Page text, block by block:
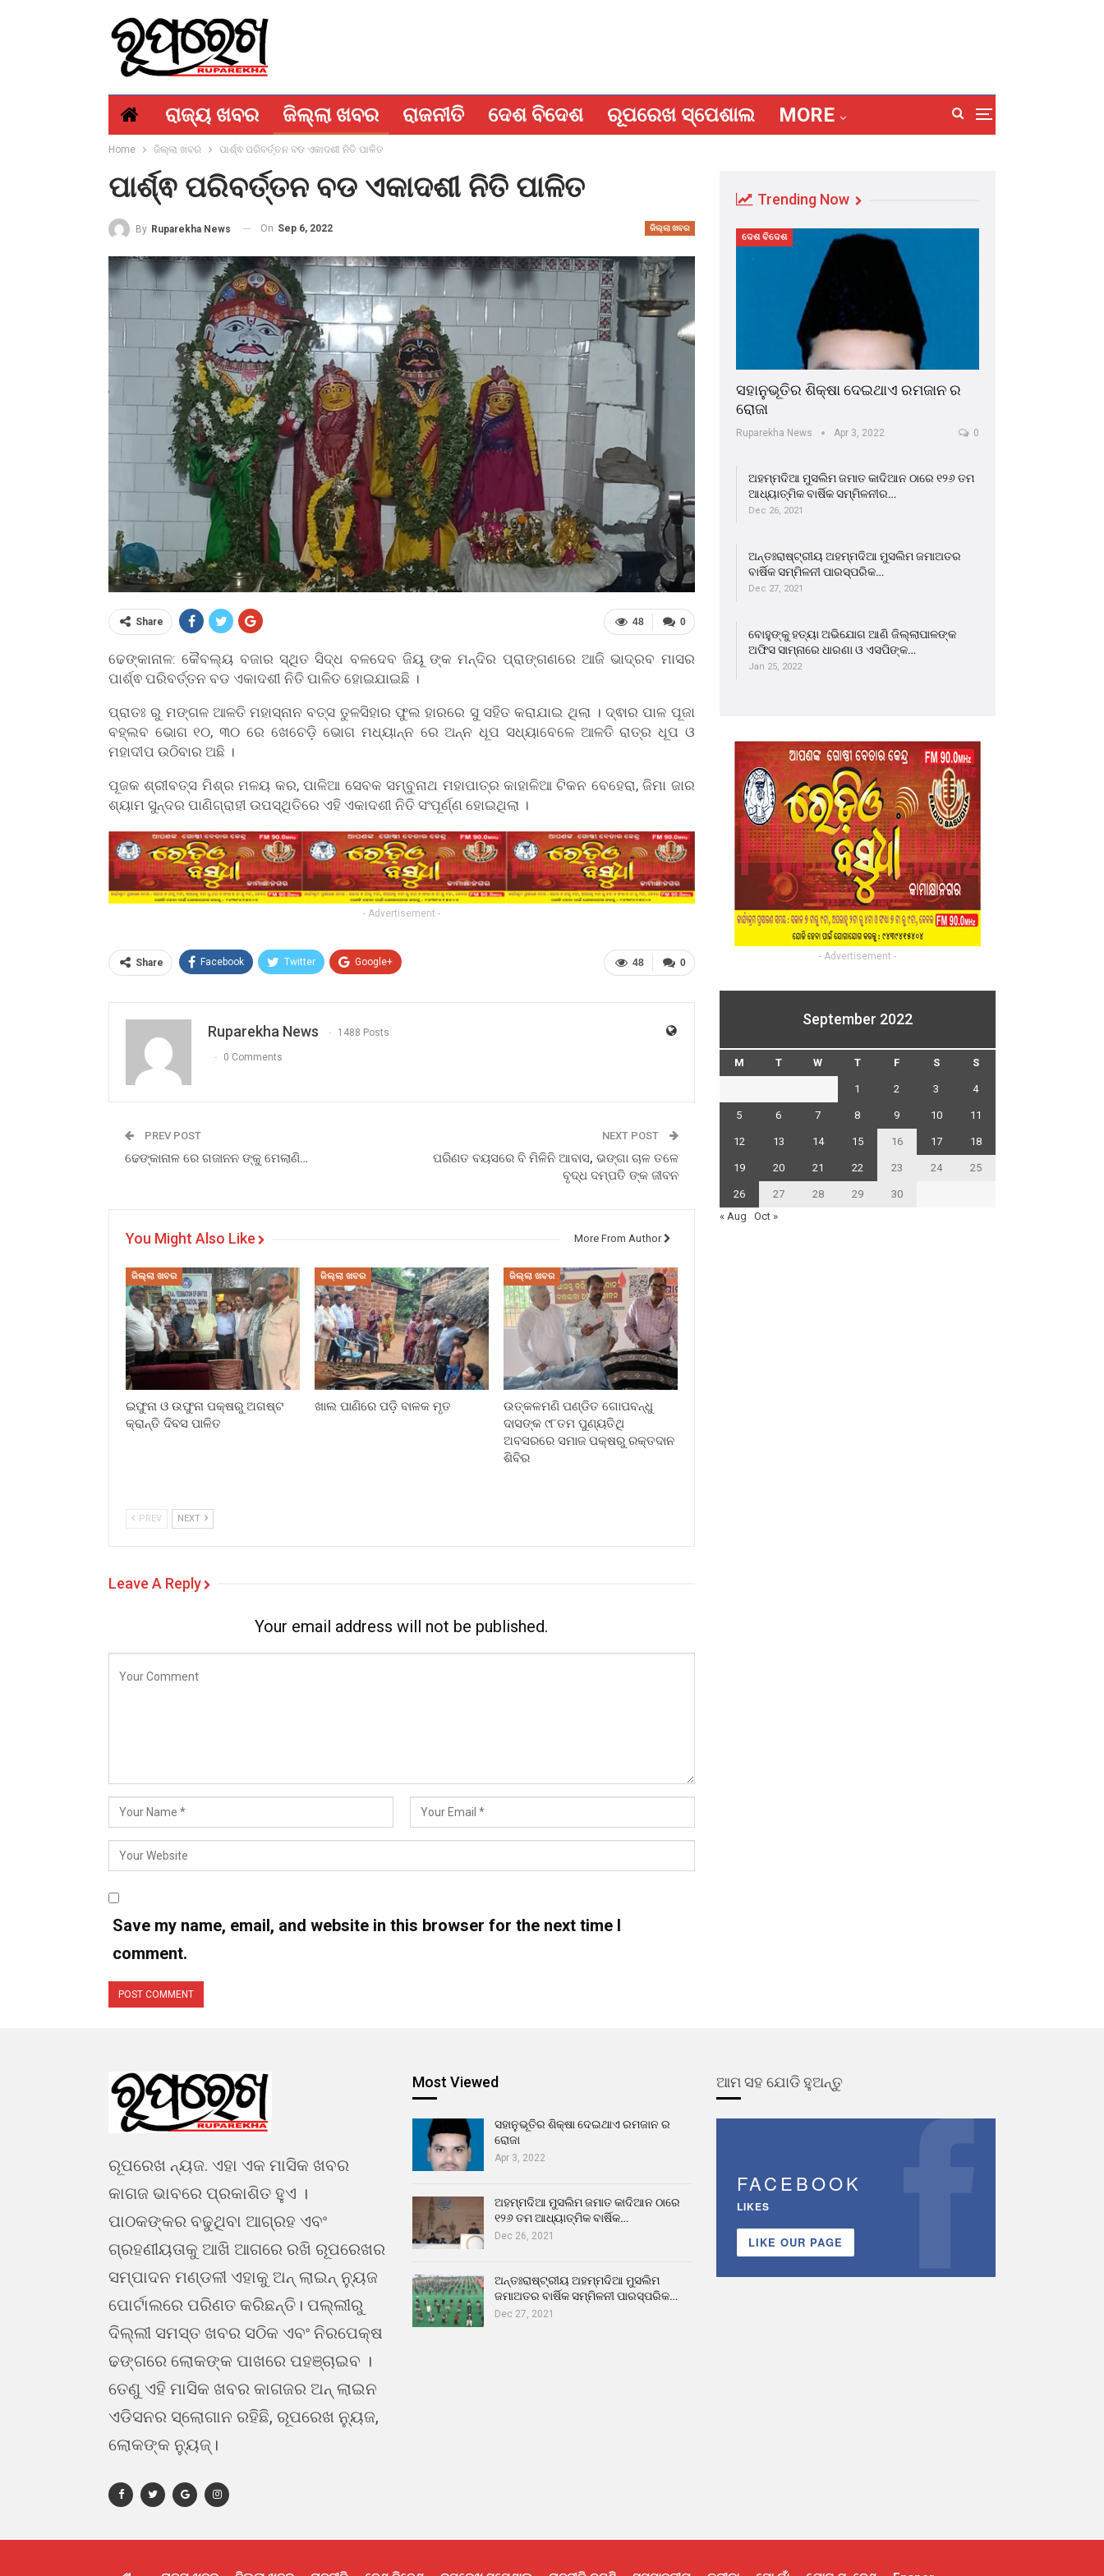
ରାଜ୍ୟ ଖବର ଜିଲ୍ଲା ଖବର ରାଜନୀତି ଦେଶ ବିଦେଶ ରୂପରେଖ ସ୍ପେଶାଲ MORE
Home ଜିଲ୍ଲା ଖବର ପାର୍ଶ୍ଵ ପରିବର୍ତ୍ତନ ବଡ ଏକାଦଶୀ ନିତି ପାଳିତ
ପାର୍ଶ୍ଵ ପରିବର୍ତ୍ତନ ବଡ ଏକାଦଶୀ ନିତି ପାଳିତ
ଜିଲ୍ଲା ଖବର
By Ruparekha News On Sep 6, 2022
0
48
Share
ଢେଙ୍କାନାଳ: କୈବଲ୍ୟ ବଜାର ସ୍ଥିତ ସିଦ୍ଧ ବଳଦେବ ଜିୟୂ ଙ୍କ ମନ୍ଦିର ପ୍ରାଙ୍ଗଣରେ ଆଜି ଭାଦ୍ରବ ମାସର
ପାର୍ଶ୍ଵ ପରିବର୍ତ୍ତନ ବଡ ଏକାଦଶୀ ନିତି ପାଳିତ ହୋଇଯାଇଛି ।
ପ୍ରାତଃ ରୁ ମଙ୍ଗଳ ଆଳତି ମହାସ୍ନାନ ବତ୍ସ ତୁଳସିହାର ଫୁଲ ହାରରେ ସୁ ସହିତ କରାଯାଇ ଥିଲା । ଦ୍ଵାର ପାଳ ପୂଜା
ବହ୍ଲବ ଭୋଗ ୧୦, ୩୦ ରେ ଖେଚେଡ଼ି ଭୋଗ ମଧ୍ୟାନ୍ନ ରେ ଅନ୍ନ ଧୂପ ସଧ୍ୟାବେଳେ ଆଳତି ରାତ୍ର ଧୂପ ଓ
ମହାଦୀପ ଉଠିବାର ଅଛି ।
ପୂଜକ ଶ୍ରୀବତ୍ସ ମିଶ୍ର ମଳୟ କର, ପାଳିଆ ସେବକ ସମ୍ବୁନାଥ ମହାପାତ୍ର କାହାଳିଆ ଟିକନ ବେହେରା, ଜିମା ଜାର
ଶ୍ୟାମ ସୁନ୍ଦର ପାଣିଗ୍ରାହୀ ଉପସ୍ଥିତିରେ ଏହି ଏକାଦଶୀ ନିତି ସଂପୂର୍ଣ୍ଣ ହୋଇଥିଲା ।
- Advertisement -
0
48
Share Facebook Twitter Google+
Ruparekha News 1488 Posts
0 Comments
PREV POST
ଢେଙ୍କାନାଳ ରେ ଗଜାନନ ଙ୍କୁ ମେଲାଣି…
NEXT POST
ପରିଣତ ବୟସରେ ବି ମିଳିନି ଆବାସ, ଭଙ୍ଗା ଚାଳ ତଳେ
ବୃଦ୍ଧ ଦମ୍ପତି ଙ୍କ ଜୀବନ
You Might Also Like More From Author
ଜିଲ୍ଲା ଖବର
ଇଫୁନା ଓ ଉଫୁନା ପକ୍ଷରୁ ଅଗଷ୍ଟ
କ୍ରାନ୍ତି ଦିବସ ପାଳିତ
ଜିଲ୍ଲା ଖବର
ଖାଲ ପାଣିରେ ପଡ଼ି ବାଳକ ମୃତ
ଜିଲ୍ଲା ଖବର
ଉତ୍କଳମଣି ପଣ୍ଡିତ ଗୋପବନ୍ଧୁ
ଦାସଙ୍କ ୯୮ତମ ପୁଣ୍ୟତିଥି
ଅବସରରେ ସମାଜ ପକ୍ଷରୁ ରକ୍ତଦାନ
ଶିବିର
PREV NEXT
Leave A Reply
Your email address will not be published.
Save my name, email, and website in this browser for the next time I
comment.
Trending Now
ଦେଶ ବିଦେଶ
ସହାନୁଭୂତିର ଶିକ୍ଷା ଦେଇଥାଏ ରମଜାନ ର
ରୋଜା
Ruparekha News Apr 3, 2022 0
ଅହମ୍ମଦିଆ ମୁସଲିମ ଜମାତ କାଦିଆନ ଠାରେ ୧୨୬ ତମ
ଆଧ୍ୟାତ୍ମିକ ବାର୍ଷିକ ସମ୍ମିଳନୀର…
Dec 26, 2021
ଅନ୍ତଃରାଷ୍ଟ୍ରୀୟ ଅହମ୍ମଦିଆ ମୁସଲିମ ଜମାଅତର
ବାର୍ଷିକ ସମ୍ମିଳନୀ ପାରସ୍ପରିକ…
Dec 27, 2021
ବୋହୁଙ୍କୁ ହତ୍ୟା ଅଭିଯୋଗ ଆଣି ଜିଲ୍ଲାପାଳଙ୍କ
ଅଫିସ ସାମ୍ନାରେ ଧାରଣା ଓ ଏସପିଙ୍କ…
Jan 25, 2022
- Advertisement -
September 2022
M T W T F S S
1 2 3 4
5 6 7 8 9 10 11
12 13 14 15 16 17 18
19 20 21 22 23 24 25
26 27 28 29
30
« Aug
Oct »
ରୂପରେଖ ନ୍ୟଜ. ଏହା ଏକ ମାସିକ ଖବର
କାଗଜ ଭାବରେ ପ୍ରକାଶିତ ହୁଏ ।
ପାଠକଙ୍କର ବଢୁଥିବା ଆଗ୍ରହ ଏବଂ
ଗ୍ରହଣୀୟତାକୁ ଆଖି ଆଗରେ ରଖି ରୂପରେଖର
ସମ୍ପାଦନ ମଣ୍ଡଳୀ ଏହାକୁ ଅନ୍ ଲାଇନ୍ ନ୍ୟୁଜ
ପୋର୍ଟାଲରେ ପରିଣତ କରିଛନ୍ତି। ପଲ୍ଲୀରୁ
ଦିଲ୍ଲୀ ସମସ୍ତ ଖବର ସଠିକ ଏବଂ ନିରପେକ୍ଷ
ଢଙ୍ଗରେ ଲୋକଙ୍କ ପାଖରେ ପହଞ୍ଚାଇବ ।
ତେଣୁ ଏହି ମାସିକ ଖବର କାଗଜର ଅନ୍ ଲାଇନ
ଏଡିସନର ସ୍ଲୋଗାନ ରହିଛି, ରୂପରେଖ ନ୍ୟୁଜ,
ଲୋକଙ୍କ ନ୍ୟୁଜ୍।
Most Viewed
ସହାନୁଭୂତିର ଶିକ୍ଷା ଦେଇଥାଏ ରମଜାନ ର
ରୋଜା
Apr 3, 2022
ଅହମ୍ମଦିଆ ମୁସଲିମ ଜମାତ କାଦିଆନ ଠାରେ
୧୨୬ ତମ ଆଧ୍ୟାତ୍ମିକ ବାର୍ଷିକ…
Dec 26, 2021
ଅନ୍ତଃରାଷ୍ଟ୍ରୀୟ ଅହମ୍ମଦିଆ ମୁସଲିମ
ଜମାଅତର ବାର୍ଷିକ ସମ୍ମିଳନୀ ପାରସ୍ପରିକ…
Dec 27, 2021
ଆମ ସହ ଯୋଡି ହୁଅନ୍ତୁ
FACEBOOK
LIKES
LIKE OUR PAGE